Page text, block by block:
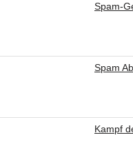
Spam-
Spam
Kampf